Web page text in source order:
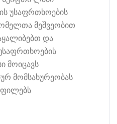
უსაფრთხოების
მეშვეობით
და
მოიცავს
მომსახურეობას